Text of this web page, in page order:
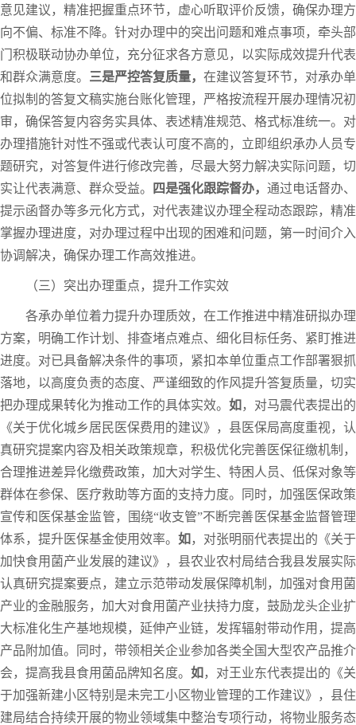
意见建议，精准把握重点环节，虚心听取评价反馈，确保办理方
向不偏、标准不降。针对办理中的突出问题和难点事项，牵头部
门积极联动协办单位，充分征求各方意见，以实际成效提升代表
和群众满意度。 三是严控答复质量， 在建议答复环节，对承办单
位拟制的答复文稿实施台账化管理，严格按流程开展办理情况初
审，确保答复内容务实具体、表述精准规范、格式标准统一。对
办理措施针对性不强或代表认可度不高的，立即组织承办人员专
题研究，对答复件进行修改完善，尽最大努力解决实际问题，切
实让代表满意、群众受益。
四是强化跟踪督办， 通过电话督办、
提示函督办等多元化方式，对代表建议办理全程动态跟踪，精准
掌握办理进度，对办理过程中出现的困难和问题，第一时间介入
协调解决，确保办理工作高效推进。
（三）突出办理重点，提升工作实效
各承办单位着力提升办理质效，在工作推进中精准研拟办理
方案，明确工作计划、排查堵点难点、细化目标任务、紧盯推进
进度。对已具备解决条件的事项，紧扣本单位重点工作部署狠抓
落地，以高度负责的态度、严谨细致的作风提升答复质量，切实
把办理成果转化为推动工作的具体实效。 如 ，对马震代表提出的
《关于优化城乡居民医保费用的建议》，县医保局高度重视，认
真研究提案内容及相关政策规章，积极优化完善医保征缴机制，
合理推进差异化缴费政策，加大对学生、特困人员、低保对象等
群体在参保、医疗救助等方面的支持力度。同时，加强医保政策
宣传和医保基金监管，围绕“收支管”不断完善医保基金监督管理
体系，提升医保基金使用效率。 如 ，对张明丽代表提出的《关于
加快食用菌产业发展的建议》，县农业农村局结合我县发展实际
认真研究提案要点，建立示范带动发展保障机制，加强对食用菌
产业的金融服务，加大对食用菌产业扶持力度，鼓励龙头企业扩
大标准化生产基地规模，延伸产业链，发挥辐射带动作用，提高
产品附加值。同时，带领相关企业参加各类全国大型农产品推介
会，提高我县食用菌品牌知名度。 如 ，对王业东代表提出的《关
于加强新建小区特别是未完工小区物业管理的工作建议》，县住
建局结合持续开展的物业领域集中整治专项行动，将物业服务态